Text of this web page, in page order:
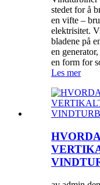
stedet for å
en vifte –
elektrisitet.
bladene på
en
en form for
Les mer